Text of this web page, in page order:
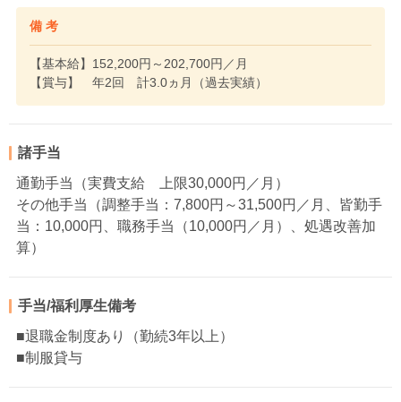
備 考
【基本給】152,200円～202,700円／月
【賞与】 年2回 計3.0ヵ月（過去実績）
諸手当
通勤手当（実費支給 上限30,000円／月）
その他手当（調整手当：7,800円～31,500円／月、皆勤手
当：10,000円、職務手当（10,000円／月）、処遇改善加
算）
手当/福利厚生備考
■退職金制度あり（勤続3年以上）
■制服貸与